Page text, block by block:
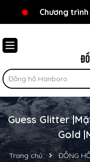
Chào mừng
Chương
Guess Glitter
Gold
Trang chủ ĐỒNG